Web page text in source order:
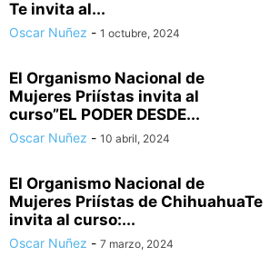
Te invita al...
Oscar Nuñez - 1 octubre, 2024
El Organismo Nacional de
Mujeres Priístas invita al
curso”EL PODER DESDE...
Oscar Nuñez - 10 abril, 2024
El Organismo Nacional de
Mujeres Priístas de ChihuahuaTe
invita al curso:...
Oscar Nuñez - 7 marzo, 2024